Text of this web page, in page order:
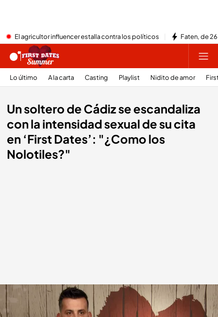
El agricultor influencer estalla contra los políticos Faten, de
Lo último A la carta Casting Playlist Nidito de amor
Un soltero de Cádiz se escandaliza
con la intensidad sexual de su cita
en ‘First Dates’: "¿Como los
Nolotiles?"
Lorena e Ismael en el momento más sexual de su cita en 'First Dates'